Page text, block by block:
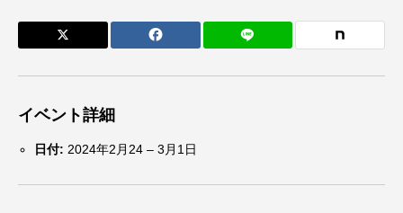
イベント詳細
日付: 2024年2月24 –3月1日